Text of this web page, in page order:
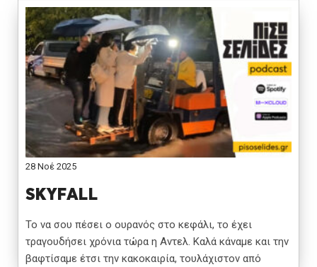
28 Νοέ 2025
SKYFALL
Το να σου πέσει ο ουρανός στο κεφάλι, το έχει
τραγουδήσει χρόνια τώρα η Αντελ. Καλά κάναμε και την
βαφτίσαμε έτσι την κακοκαιρία, τουλάχιστον από